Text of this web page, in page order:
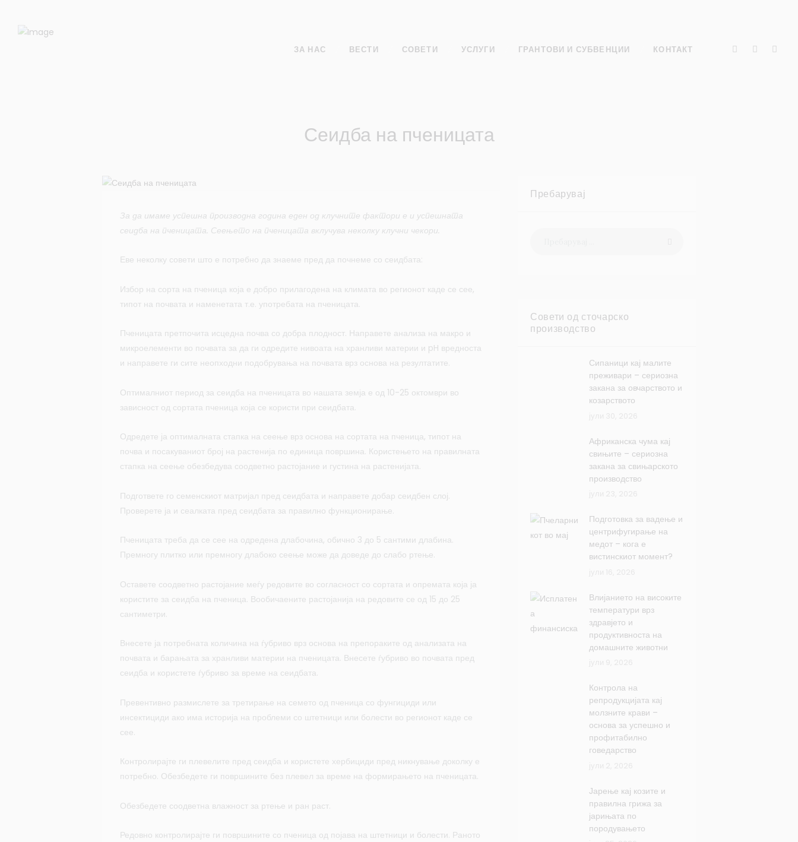
ЗА НАС ВЕСТИ СОВЕТИ УСЛУГИ ГРАНТОВИ И СУБВЕНЦИИ КОНТАКТ
Сеидба на пченицата
За да имаме успешна производна година еден од клучните фактори е и успешната
сеидба на пченицата. Сеењето на пченицата вклучува неколку клучни чекори.
Еве неколку совети што е потребно да знаеме пред да почнеме со сеидбата:
Избор на сорта на пченица која е добро прилагодена на климата во регионот каде се сее,
типот на почвата и наменетата т.е. употребата на пченицата.
Пченицата претпочита исцедна почва со добра плодност. Направете анализа на макро и
микроелементи во почвата за да ги одредите нивоата на хранливи материи и pH вредноста
и направете ги сите неопходни подобрувања на почвата врз основа на резултатите.
Оптималниот период за сеидба на пченицата во нашата земја е од 10-25 октомври во
зависност од сортата пченица која се користи при сеидбата.
Одредете ја оптималната стапка на сеење врз основа на сортата на пченица, типот на
почва и посакуваниот број на растенија по единица површина. Користењето на правилната
стапка на сеење обезбедува соодветно растојание и густина на растенијата.
Подгответе го семенскиот матријал пред сеидбата и направете добар сеидбен слој.
Проверете ја и сеалката пред сеидбата за правилно функционирање.
Пченицата треба да се сее на одредена длабочина, обично 3 до 5 сантими длабина.
Премногу плитко или премногу длабоко сеење може да доведе до слабо ртење.
Оставете соодветно растојание меѓу редовите во согласност со сортата и опремата која ја
користите за сеидба на пченица. Вообичаените растојанија на редовите се од 15 до 25
сантиметри.
Внесете ја потребната количина на ѓубриво врз основа на препораките од анализата на
почвата и барањата за хранливи материи на пченицата. Внесете ѓубриво во почвата пред
сеидба и користете ѓубриво за време на сеидбата.
Превентивно размислете за третирање на семето од пченица со фунгициди или
инсектициди ако има историја на проблеми со штетници или болести во регионот каде се
сее.
Контролирајте ги плевелите пред сеидба и користете хербициди пред никнување доколку е
потребно. Обезбедете ги површините без плевел за време на формирањето на пченицата.
Обезбедете соодветна влажност за ртење и ран раст.
Редовно контролирајте ги површините со пченица од појава на штетници и болести. Раното
Пребарувај
Совети од сточарско
производство
Сипаници кај малите
преживари – сериозна
закана за овчарството и
козарството
Африканска чума кај
свињите – сериозна
закана за свињарското
производство
Подготовка за вадење и
центрифугирање на
медот – кога е
вистинскиот момент?
Влијанието на високите
температури врз
здравјето и
продуктивноста на
домашните животни
Контрола на
репродукцијата кај
молзните крави –
основа за успешно и
профитабилно
говедарство
Јарење кај козите и
правилна грижа за
јарињата по
породувањето